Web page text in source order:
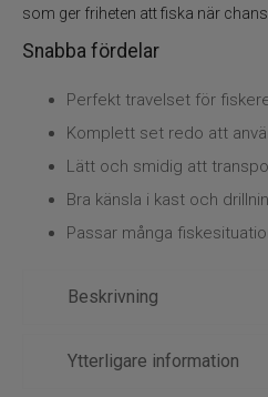
Varumärken
som ger friheten att fiska när
Snabba fördelar
Perfekt travelset för
Komplett set redo att
Lätt och smidig att
Bra känsla i kast och
Passar många
Beskrivning
ABU Diplomat V2
Ytterligare information